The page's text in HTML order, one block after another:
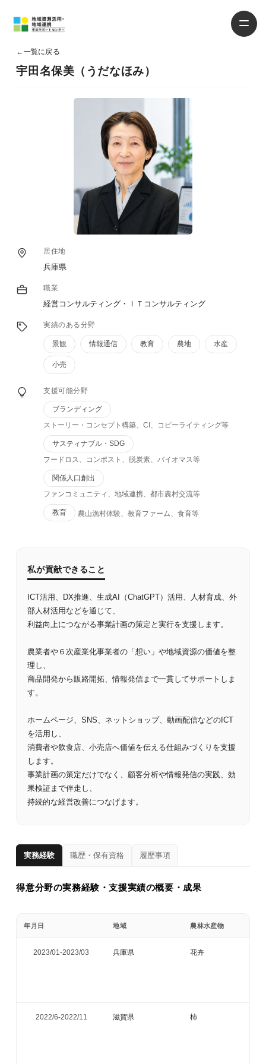
← 一覧に戻る
宇田名保美（うだなほみ）
居住地
兵庫県
職業
経営コンサルティング・ＩＴコンサルティング
実績のある分野
景観 情報通信 教育 農地 水産
小売
支援可能分野
ブランディング
ストーリー・コンセプト構築、CI、コピーライティング等
サスティナブル・SDG
フードロス、コンポスト、脱炭素、バイオマス等
関係人口創出
ファンコミュニティ、地域連携、都市農村交流等
教育 農山漁村体験、教育ファーム、食育等
私が貢献できること
ICT活用、DX推進、生成AI（ChatGPT）活用、人材育成、外
部人材活用などを通じて、
利益向上につながる事業計画の策定と実行を支援します。
農業者や６次産業化事業者の「想い」や地域資源の価値を整
理し、
商品開発から販路開拓、情報発信まで一貫してサポートしま
す。
ホームページ、SNS、ネットショップ、動画配信などのICT
を活用し、
消費者や飲食店、小売店へ価値を伝える仕組みづくりを支援
します。
事業計画の策定だけでなく、顧客分析や情報発信の実践、効
果検証まで伴走し、
持続的な経営改善につなげます。
実務経験 職歴・保有資格 履歴事項
得意分野の実務経験・支援実績の概要・成果
年月日 地域 農林水産物
2023/01-2023/03 兵庫県 花卉
2022/6-2022/11 滋賀県 柿